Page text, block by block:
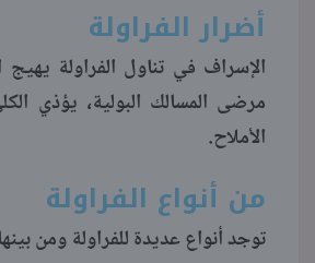
أضرار الفراولة
الإسراف في تناول الفراولة
مرضى المسالك البولية، يؤذي
الأملاح.
من أنواع الفراولة
توجد أنواع عديدة للفراولة ومن